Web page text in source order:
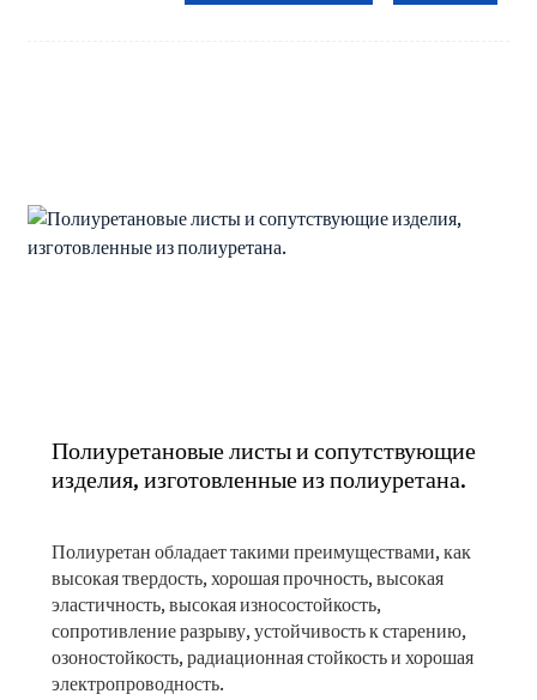
Полиуретановые листы и сопутствующие
изделия, изготовленные из полиуретана.
Полиуретан обладает такими преимуществами, как
высокая твердость, хорошая прочность, высокая
эластичность, высокая износостойкость,
сопротивление разрыву, устойчивость к старению,
озоностойкость, радиационная стойкость и хорошая
электропроводность.